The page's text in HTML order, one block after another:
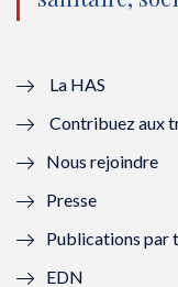
u
l
l
f
La HAS
Contribuez aux
Nous rejoindre
Presse
Publications par
EDN